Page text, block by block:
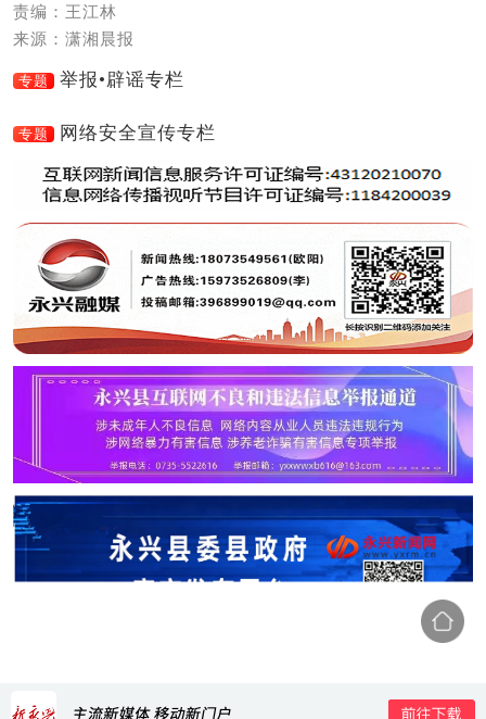
责编：王江林
来源：潇湘晨报
专题 举报•辟谣专栏
专题 网络安全宣传专栏